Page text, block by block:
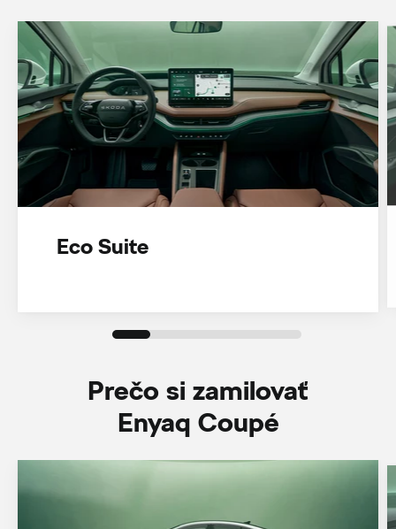
Eco Suite
Prečo si zamilovať
Enyaq Coupé